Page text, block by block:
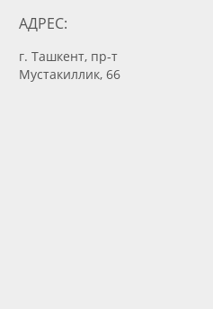
АДРЕС:
г. Ташкент, пр-т
Мустакиллик, 66